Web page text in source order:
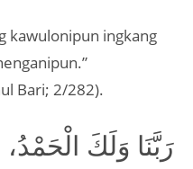
kawulonipun ingkang
Bari; 2/282).
رَبَّنَا وَلَكَ